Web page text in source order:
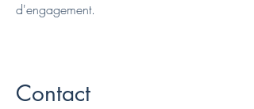
d'engagement.
Contact